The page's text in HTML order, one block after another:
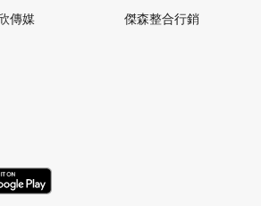
傳媒 傑森整合行銷